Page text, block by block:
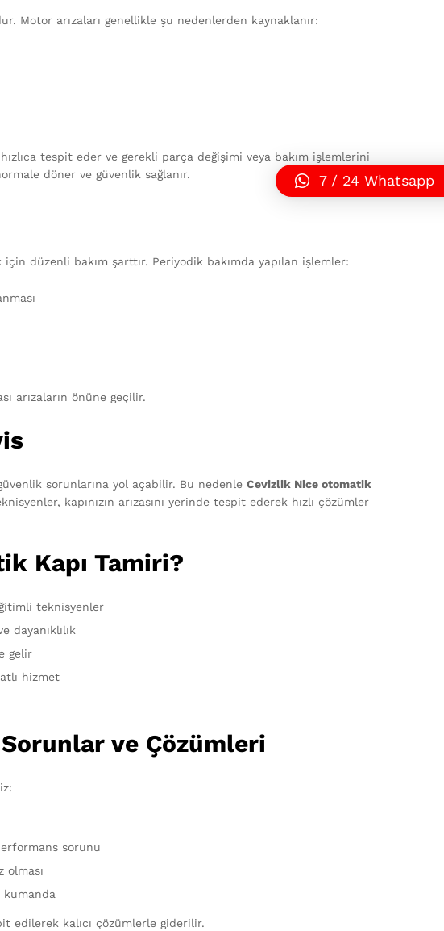
Motor arızaları genellikle şu nedenlerden kaynaklanır:
hızlıca tespit eder ve gerekli parça değişimi veya bakım işlemlerini
döner ve güvenlik sağlanır.
için düzenli bakım şarttır. Periyodik bakımda yapılan işlemler:
arızaların önüne geçilir.
sorunlarına yol açabilir. Bu nedenle Cevizlik Nice otomatik
kapınızın arızasını yerinde tespit ederek hızlı çözümler
Kapı Tamiri?
teknisyenler
dayanıklılık
gelir
hizmet
Sorunlar ve Çözümleri
sorunu
olması
kumanda
edilerek kalıcı çözümlerle giderilir.
7 / 24 Whatsapp